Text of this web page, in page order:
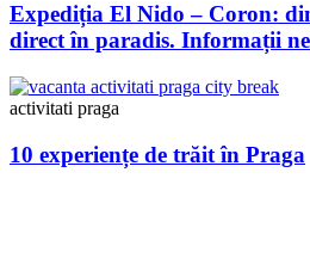
Expediția El Nido – Coron:
direct în paradis. Informații
activitati praga
10 experiențe de trăit în Praga